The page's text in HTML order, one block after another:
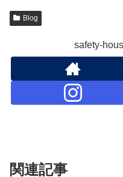
Blog
safety-
関連記事